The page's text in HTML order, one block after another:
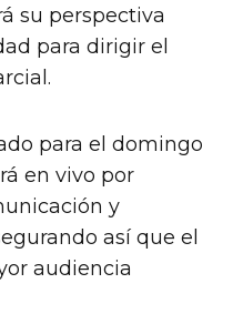
su perspectiva
para dirigir el
para el domingo
en vivo por
y
así que el
audiencia